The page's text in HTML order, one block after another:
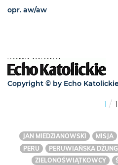
opr. aw/aw
Copyright © by Echo
1 / 1
JAN MIEDZIANOWSKI MISJA
PERU
PERUWIAŃSKA
ZIELONOŚWIĄTKOWCY